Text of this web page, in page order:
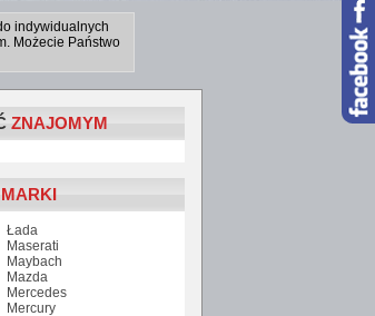
indywidualnych
Możecie Państwo
ZNAJOMYM
MARKI
Łada
Maserati
Maybach
Mazda
Mercedes
Mercury